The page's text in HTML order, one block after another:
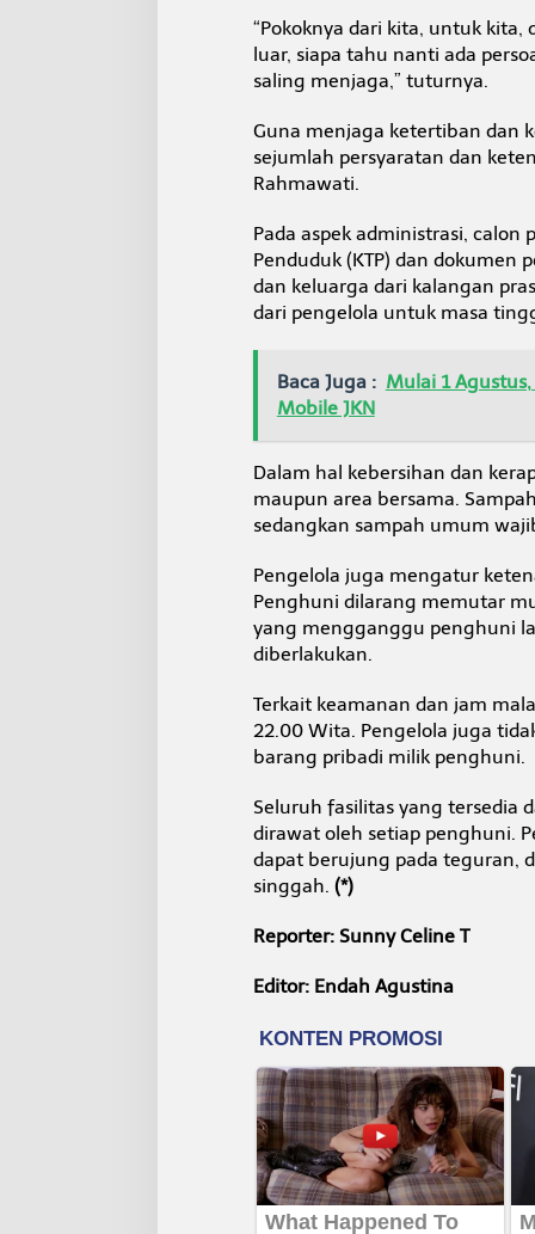
“Pokoknya dari kita, untuk
luar, siapa tahu nanti ada
saling menjaga,” tuturnya.
Guna menjaga ketertiban dan
sejumlah persyaratan dan
Rahmawati.
Pada aspek administrasi,
Penduduk (KTP) dan dokumen
dan keluarga dari kalangan
dari pengelola untuk masa
Baca Juga : Mulai 1
Mobile JKN
Dalam hal kebersihan dan
maupun area bersama.
sedangkan sampah umum
Pengelola juga mengatur
Penghuni dilarang memutar
yang mengganggu penghuni
diberlakukan.
Terkait keamanan dan jam
22.00 Wita. Pengelola juga
barang pribadi milik penghuni.
Seluruh fasilitas yang tersedia
dirawat oleh setiap penghuni.
dapat berujung pada teguran,
singgah. (*)
Reporter: Sunny Celine T
Editor: Endah Agustina